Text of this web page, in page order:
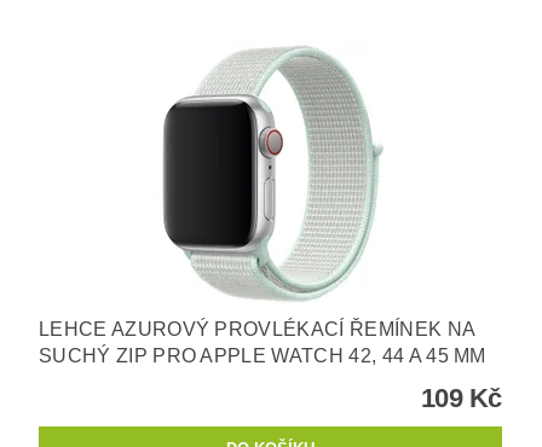
LEHCE AZUROVÝ PROVLÉKACÍ ŘEMÍNEK NA
SUCHÝ ZIP PRO APPLE WATCH 42, 44 A 45 MM
109 Kč